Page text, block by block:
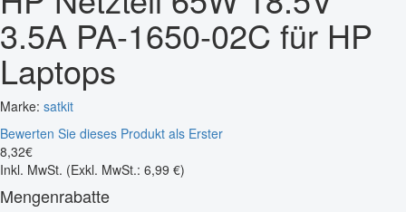
3.5A PA-1650-02C für HP
Laptops
Marke: satkit
Bewerten Sie dieses Produkt als Erster
8,32€
Inkl. MwSt. (Exkl. MwSt.: 6,99 €)
Mengenrabatte